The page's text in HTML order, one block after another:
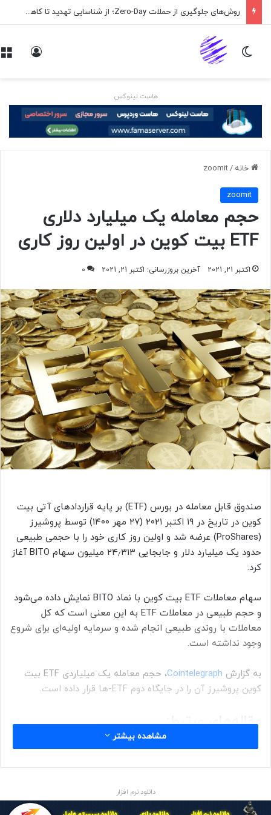
روش‌های جلوگیری از حملات Zero-Day؛ از شناسایی تهدید تا کاهش ریسک
تغییر پوسته
هاست لینوکس
خانه /
zoomit
zoomit
حجم معامله یک میلیارد دلاری
ETF بیت کوین در اولین روز کاری
اکتبر 21, 2021 آخرین بروزرسانی: اکتبر 21, 2021 0
صندوق قابل‌ معامله در بورس (ETF) بر پایه قراردادهای آتی بیت
کوین در تاریخ در ۱۹ اکتبر ۲۰۲۱ (۲۷ مهر ۱۴۰۰) توسط پروشیرز
(ProShares) عرضه شد و اولین روز کاری خود را با حجمی طبیعی
حدود یک میلیارد دلار و جابجایی ۲۴٫۳۱۳ میلیون سهام BITO آغاز
کرد.
سهام معاملات ETF بیت کوین با نماد BITO نمایش داده می‌شود
و حجم طبیعی در معاملات ETF‌ به این معنی است که کل
معاملات با روندی طبیعی انجام شده‌ و سرمایه اولیه‌ای برای شروع
وجود نداشته است.
به گزارش Cointelegraph
، حجم معامله یک میلیاردی ETF‌ بیت
کوین پروشیرز آن را در جایگاه دوم ETF‌-ها قرار داده است.
مقاله‌های مرتبط:
آیا دولت‌ها می‌توانند استفاده از بیت کوین و ارزهای
مشاهده بیشتر
دانلود نرم افزار